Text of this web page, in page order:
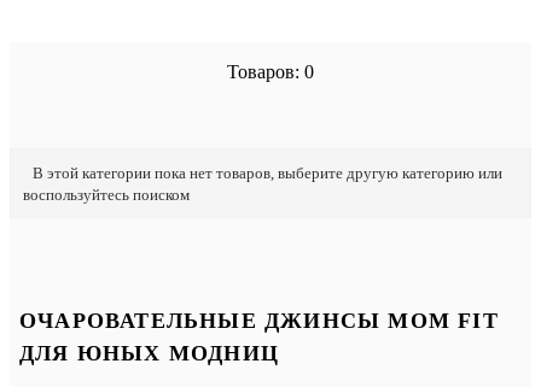
Товаров: 0
В этой категории пока нет товаров, выберите другую категорию или
воспользуйтесь поиском
ОЧАРОВАТЕЛЬНЫЕ ДЖИНСЫ MOM FIT
ДЛЯ ЮНЫХ МОДНИЦ